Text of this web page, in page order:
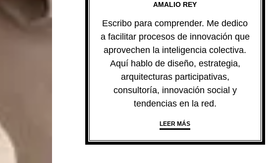
AMALIO REY
Escribo para comprender. Me dedico
a facilitar procesos de innovación que
aprovechen la inteligencia colectiva.
Aquí hablo de diseño, estrategia,
arquitecturas participativas,
consultoría, innovación social y
tendencias en la red.
LEER MÁS